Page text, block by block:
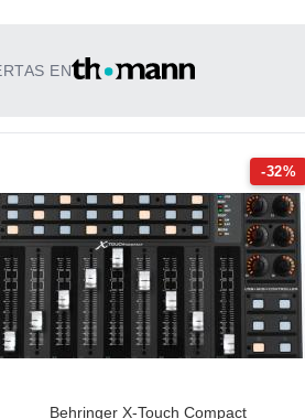
EN
-32%
Behringer X-Touch Compact